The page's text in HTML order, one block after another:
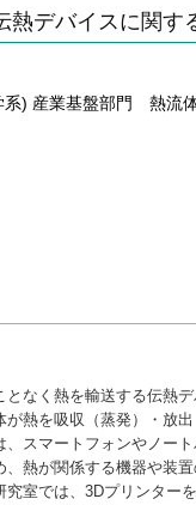
熱デバイスに関す
系) 産業基盤部門 熱流